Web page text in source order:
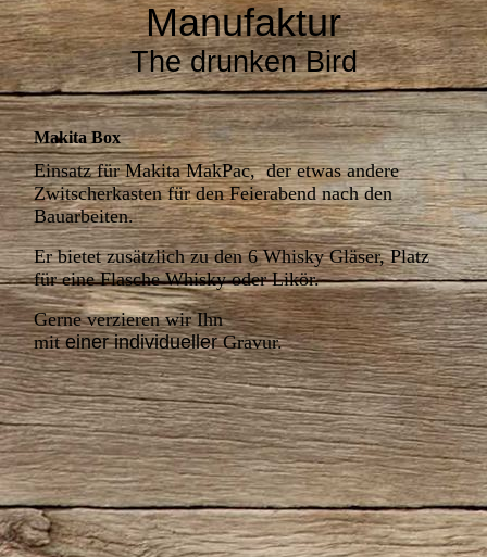
Manufaktur
The drunken Bird
Makita Box
Einsatz für Makita MakPac, der etwas andere
Zwitscherkasten für den Feierabend nach den
Bauarbeiten.
Er bietet zusätzlich zu den 6 Whisky Gläser, Platz
für eine Flasche Whisky oder Likör.
Gerne verzieren wir Ihn
miteinerindividueller Gravur.